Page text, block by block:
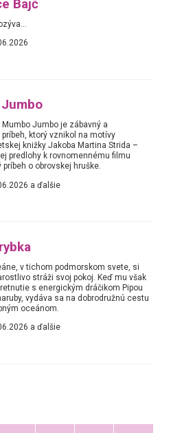
Bajč
Mumbo Jumbo je zábavný a
príbeh, ktorý vznikol na motívy
knižky Jakoba Martina Strida –
predlohy k rovnomennému filmu
príbeh o obrovskej hruške.
a ďalšie
v tichom podmorskom svete, si
stráži svoj pokoj. Keď mu však
s energickým dráčikom Pipou
vydáva sa na dobrodružnú cestu
oceánom.
a ďalšie